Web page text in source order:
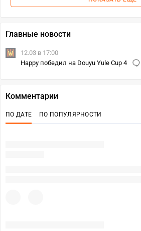
Главные новости
12.03 в 17:00
Happy победил на Douyu Yule Cup 4
Комментарии
ПО ДАТЕ ПО ПОПУЛЯРНОСТИ